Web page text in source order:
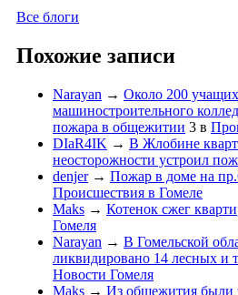
Все блоги
Похожие записи
Narayan → Около 200
машиностроительного
пожара в общежитии 3 в
DIaR4IK → В Жлобине
неосторожности устроил
denjer→ Пожар в доме на
Происшествия в Гомеле
Maks → Котенок сжег
Гомеля
Narayan → В Гомельской
ликвидировано 14 лесных и
Новости Гомеля
Maks → Из общежития были